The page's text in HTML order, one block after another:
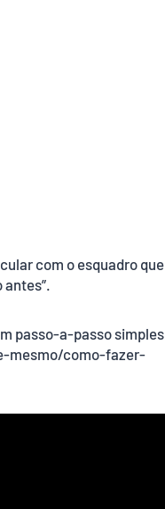
com o esquadro que
antes”.
passo-a-passo simples
mesmo/como-fazer-